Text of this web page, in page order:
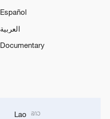
Español
العربية
Documentary
Lao ລາວ